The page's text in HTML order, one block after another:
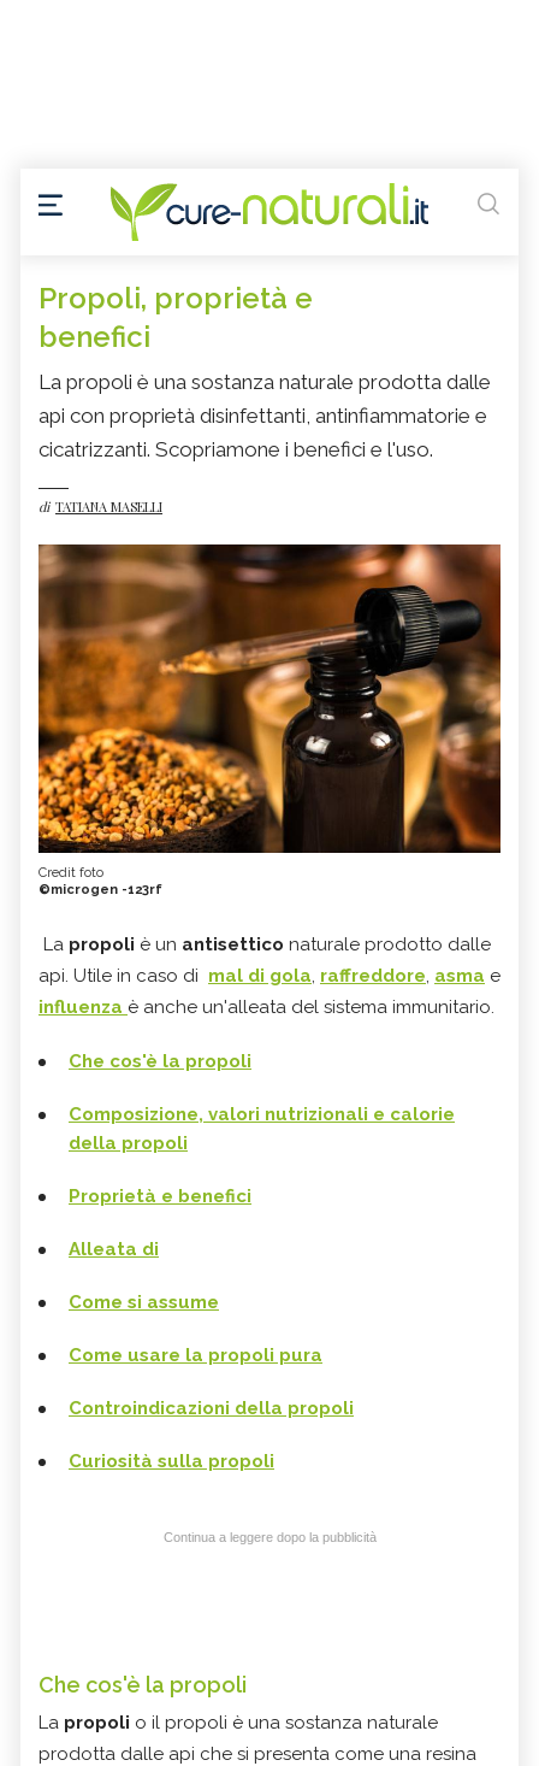
Propoli, proprietà e
benefici
La propoli è una sostanza naturale prodotta dalle
api con proprietà disinfettanti, antinfiammatorie e
cicatrizzanti. Scopriamone i benefici e l'uso.
di TATIANA MASELLI
Credit foto
©microgen -123rf
La propoli è un antisettico naturale prodotto dalle
api. Utile in caso di mal di gola, raffreddore, asma e
influenza è anche un'alleata del sistema immunitario.
Che cos'è la propoli
Composizione, valori nutrizionali e calorie
della propoli
Proprietà e benefici
Alleata di
Come si assume
Come usare la propoli pura
Controindicazioni della propoli
Curiosità sulla propoli
Continua a leggere dopo la pubblicità
Che cos'è la propoli
La propoli o il propoli è una sostanza naturale
prodotta dalle api che si presenta come una resina